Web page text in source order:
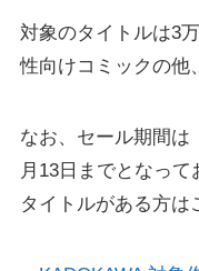
対象のタイトルは3
性向けコミックの他
なお、セール期間は
月13日までとなっ
タイトルがある方は